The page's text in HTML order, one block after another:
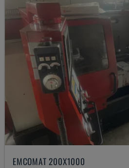
EMCOMAT 200X1000